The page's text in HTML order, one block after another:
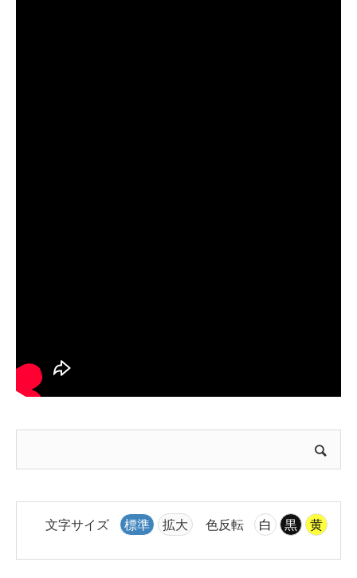
文字サイズ 標準 拡大 色反転 白 黒 黄